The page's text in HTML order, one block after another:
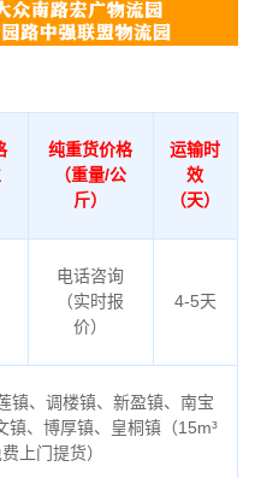
纯重货价格
（重量/公
斤）
运输时
效
（天）
电话咨询
（实时报
价）
4-5天
镇、调楼镇、新盈镇、南宝
镇、博厚镇、皇桐镇（15m³
上门提货）